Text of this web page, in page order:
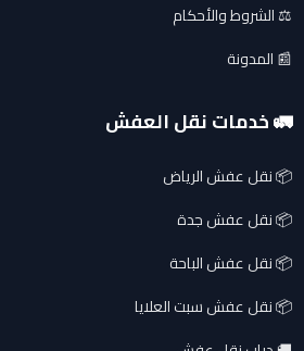
⚖️ الشروط والأحكام
📰 المدونة
🚛 خدمات نقل العفش
📦 نقل عفش الرياض
📦 نقل عفش جدة
📦 نقل عفش الباحة
📦 نقل عفش سبت العلايا